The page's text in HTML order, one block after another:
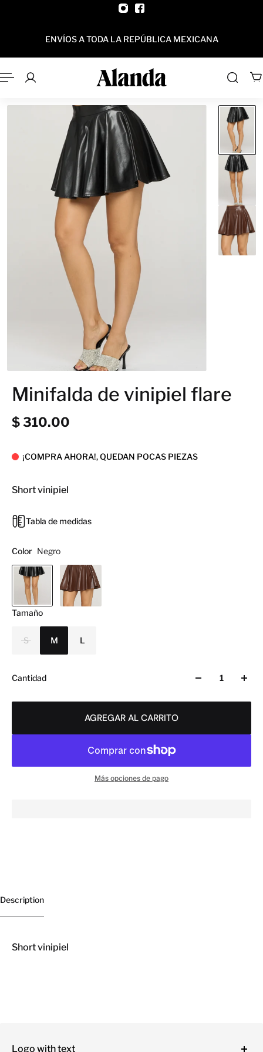
ENVÍOS A TODA LA REPÚBLICA MEXICANA
Minifalda de vinipiel flare
$ 310.00
¡COMPRA AHORA!, QUEDAN POCAS PIEZAS
Short vinipiel
Tabla de medidas
Color Negro
Tamaño
S M L
Cantidad
AGREGAR AL CARRITO
Más opciones de pago
Description
Short vinipiel
Logo with text